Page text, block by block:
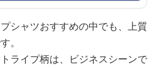
シャツおすすめの中でも、上質
。
ライプ柄は、ビジネスシーンで